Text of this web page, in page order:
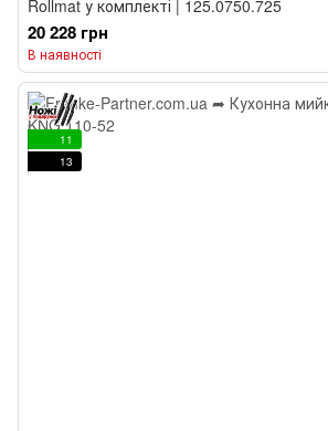
Rollmat у комплекті | 125.0750.725
20 228 грн
В наявності
11
13